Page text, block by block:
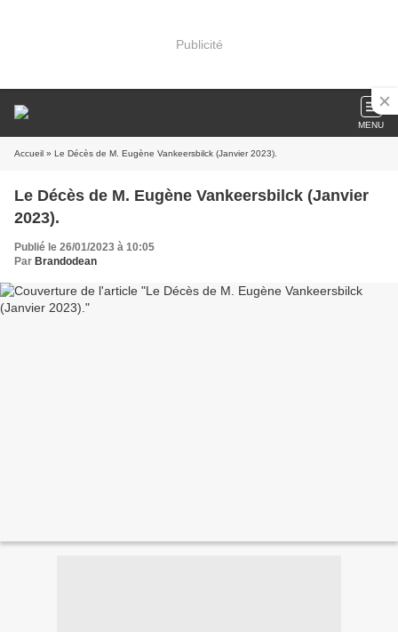
Publicité
MENU
Accueil » Le Décès de M. Eugène Vankeersbilck (Janvier 2023).
Le Décès de M. Eugène Vankeersbilck (Janvier
2023).
Publié le 26/01/2023 à 10:05
Par Brandodean